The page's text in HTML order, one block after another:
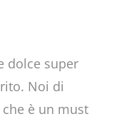
dolce super
Noi di
è un must